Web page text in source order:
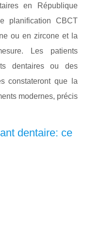
en République
planification CBCT
ou en zircone et la
Les patients
dentaires ou des
constateront que la
modernes, précis
dentaire: ce